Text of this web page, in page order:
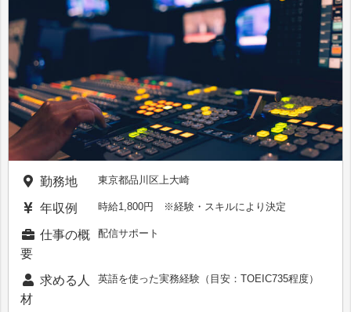
勤務地 東京都品川区上大崎
年収例 時給1,800円 ※経験・スキルにより決定
仕事の概
要
配信サポート
求める人
材
英語を使った実務経験（目安：TOEIC735程度）